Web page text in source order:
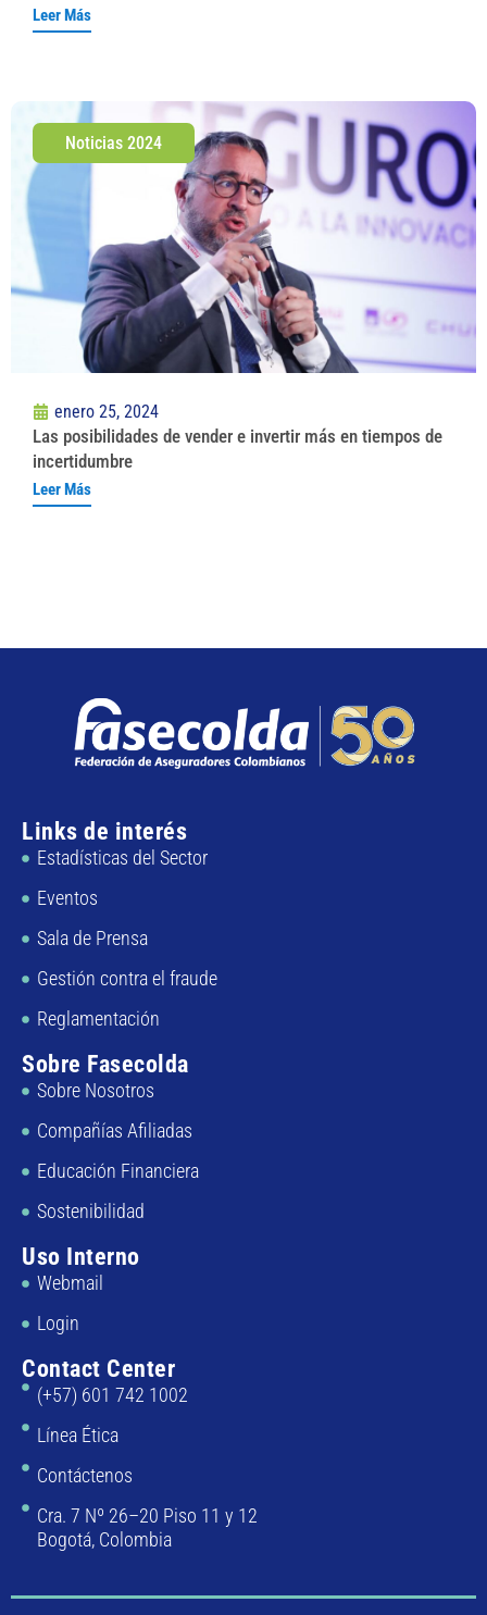
Leer Más
Noticias 2024
enero 25, 2024
Las posibilidades de vender e invertir más en tiempos de
incertidumbre
Leer Más
Links de interés
Estadísticas del Sector
Eventos
Sala de Prensa
Gestión contra el fraude
Reglamentación
Sobre Fasecolda
Sobre Nosotros
Compañías Afiliadas
Educación Financiera
Sostenibilidad
Uso Interno
Webmail
Login
Contact Center
(+57) 601 742 1002
Línea Ética
Contáctenos
Cra. 7 Nº 26–20 Piso 11 y 12
Bogotá, Colombia